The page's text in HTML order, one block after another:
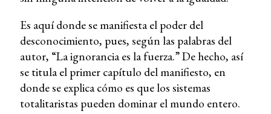
Es aquí donde se manifiesta el poder del
desconocimiento, pues, según las palabras del
autor, “La ignorancia es la fuerza.” De hecho, así
se titula el primer capítulo del manifiesto, en
donde se explica cómo es que los sistemas
totalitaristas pueden dominar el mundo entero.